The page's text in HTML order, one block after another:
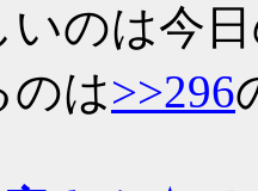
いのは今
のは>>296